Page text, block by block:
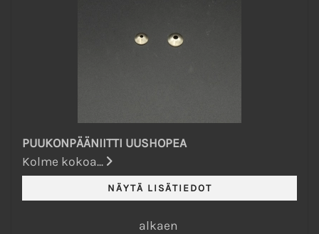
PUUKONPÄÄNIITTI UUSHOPEA
Kolme kokoa...
alkaen